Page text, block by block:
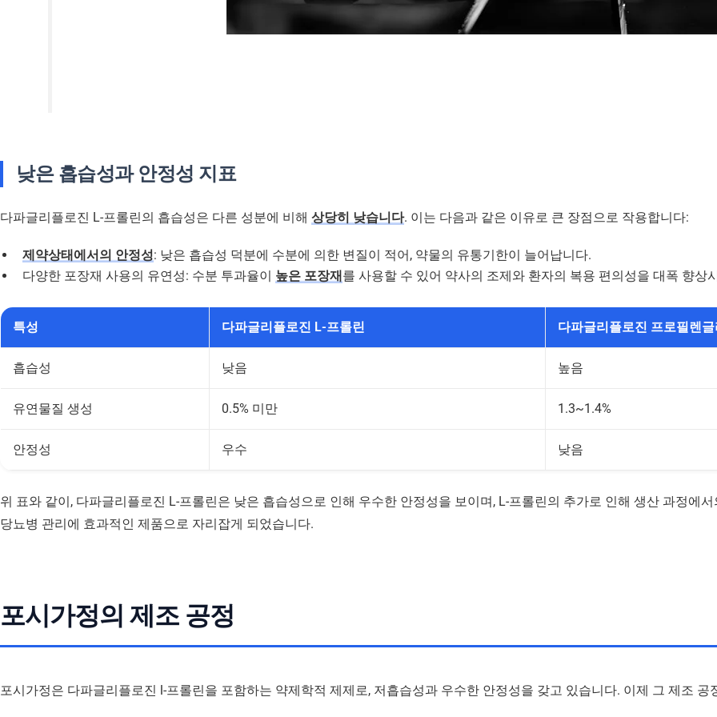
낮은 흡습성과 안정성 지표
다파글리플로진 L-프롤린의 흡습성은 다른 성분에 비해 상당히 낮습니다. 이는 다음과 같은 이유로 큰 장점으로 작용합니다:
제약상태에서의 안정성: 낮은 흡습성 덕분에 수분에 의한 변질이 적어, 약물의 유통기한이 늘어납니다.
다양한 포장재 사용의 유연성: 수분 투과율이 높은 포장재를 사용할 수 있어 약사의 조제와 환자의 복용 편의성을 대폭 향상
특성 다파글리플로진 L-프롤린 다파글리플로진 프로필렌
흡습성 낮음 높음
유연물질 생성 0.5% 미만 1.3~1.4%
안정성 우수 낮음
위 표와 같이, 다파글리플로진 L-프롤린은 낮은 흡습성으로 인해 우수한 안정성을 보이며, L-프롤린의 추가로 인해 생산 과정에
당뇨병 관리에 효과적인 제품으로 자리잡게 되었습니다.
포시가정의 제조 공정
포시가정은 다파글리플로진 l-프롤린을 포함하는 약제학적 제제로, 저흡습성과 우수한 안정성을 갖고 있습니다. 이제 그 제조 공